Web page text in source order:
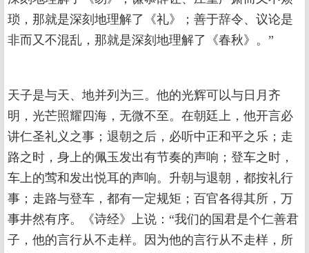
琐，那就是深刻地理解了《礼》；善于辞令、议论是
非而又不混乱，那就是深刻地理解了《春秋》。”
天子是与天、地并列为三。他的光辉可以与日月齐
明，光芒照耀四海，无微不至。在朝廷上，他开言必
讲仁圣礼义之事；退朝之后，必听中正和平之乐；走
路之时，身上的佩玉发出有节奏的声响；登车之时，
车上的莺和发出悦耳的声响。升朝与退朝，都按礼行
事；走路与登车，都有一定规矩；百官各得其所，万
事井然有序。《诗经》上说：“我们的国君是个仁善君
子，他的言行从不走样。因为他的言行从不走样，所